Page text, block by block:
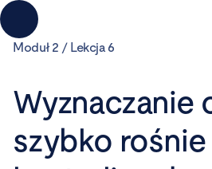
Ocen
Pracowniczych
Moduł 2 / Lekcja 6
Wyznaczanie
szybko